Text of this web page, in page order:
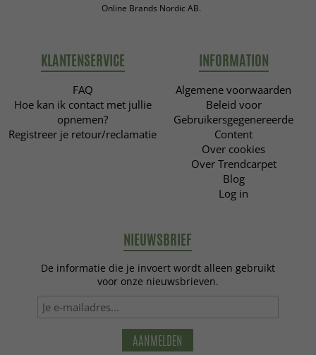
Online Brands Nordic AB.
KLANTENSERVICE
FAQ
Hoe kan ik contact met jullie
opnemen?
Registreer je retour/reclamatie
INFORMATION
Algemene voorwaarden
Beleid voor
Gebruikersgegenereerde
Content
Over cookies
Over Trendcarpet
Blog
Log in
NIEUWSBRIEF
De informatie die je invoert wordt alleen gebruikt
voor onze nieuwsbrieven.
AANMELDEN